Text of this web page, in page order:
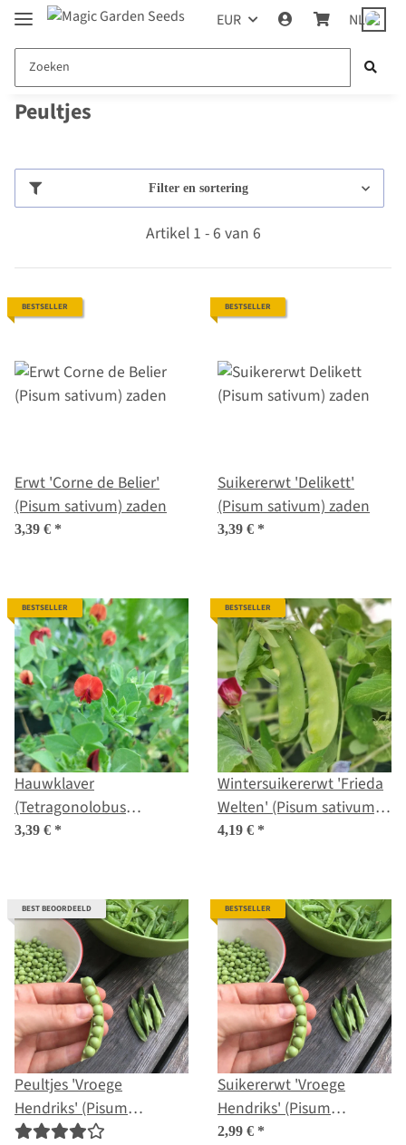
EUR NL
Peultjes
Filter en sortering
Artikel 1 - 6 van 6
BESTSELLER
Erwt 'Corne de Belier'
(Pisum sativum) zaden
3,39 € *
BESTSELLER
Suikererwt 'Delikett'
(Pisum sativum) zaden
3,39 € *
BESTSELLER
Hauwklaver
(Tetragonolobus
purpureus) zaden
3,39 € *
BESTSELLER
Wintersuikererwt 'Frieda
Welten' (Pisum sativum)
bio zaad
4,19 € *
BEST BEOORDEELD
Peultjes 'Vroege
Hendriks' (Pisum
sativum) bio zaad
BESTSELLER
Suikererwt 'Vroege
Hendriks' (Pisum
sativum) zaden
2,99 € *